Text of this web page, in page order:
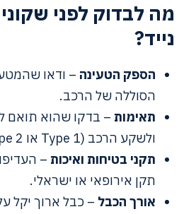
מה לבדוק לפני
נייד?
הספק הטעינה – ודאו
הסוללה של הרכב.
תאימות – בדקו שהוא תואם
ולשקע הרכב (Type 1 או Type 2).
תקני בטיחות ואיכות –
תקן אירופאי או ישראלי.
אורך הכבל – כבל ארוך יקל